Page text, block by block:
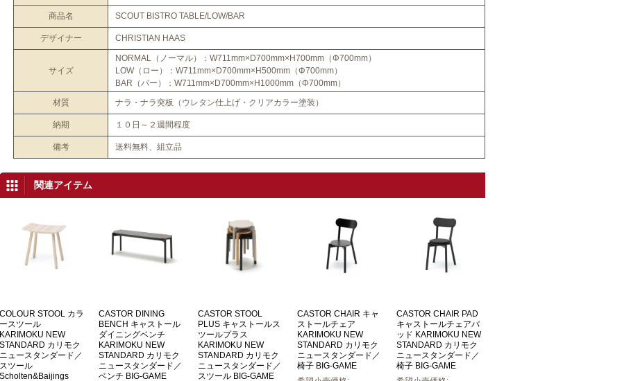
商品名 SCOUT BISTRO TABLE/LOW/BAR
デザイナー CHRISTIAN HAAS
サイズ
NORMAL（ノーマル）：W711mm×D700mm×H700mm（Φ700mm）
LOW（ロー）：W711mm×D700mm×H500mm（Φ700mm）
BAR（バー）：W711mm×D700mm×H1000mm（Φ700mm）
材質
ナラ・ナラ突板（ウレタン仕上げ・クリアカラー塗装）
納期 １０日～２週間程度
備考 送料無料、組立品
関連アイテム
COLOUR STOOL カラ
ースツール
KARIMOKU NEW
STANDARD カリモク
ニュースタンダード／
スツール
Scholten&Baijings
CASTOR DINING
BENCH キャストール
ダイニングベンチ
KARIMOKU NEW
STANDARD カリモク
ニュースタンダード／
ベンチ BIG-GAME
CASTOR STOOL
PLUS キャストールス
ツールプラス
KARIMOKU NEW
STANDARD カリモク
ニュースタンダード／
スツール BIG-GAME
CASTOR CHAIR キャ
ストールチェア
KARIMOKU NEW
STANDARD カリモク
ニュースタンダード／
椅子 BIG-GAME
CASTOR CHAIR PAD
キャストールチェアパ
ッド KARIMOKU NEW
STANDARD カリモク
ニュースタンダード／
椅子 BIG-GAME